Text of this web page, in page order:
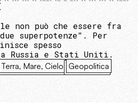
non può che essere fra
superpotenze". Per
spesso
Russia e Stati Uniti.
Terra, Mare, Cielo Geopolitica